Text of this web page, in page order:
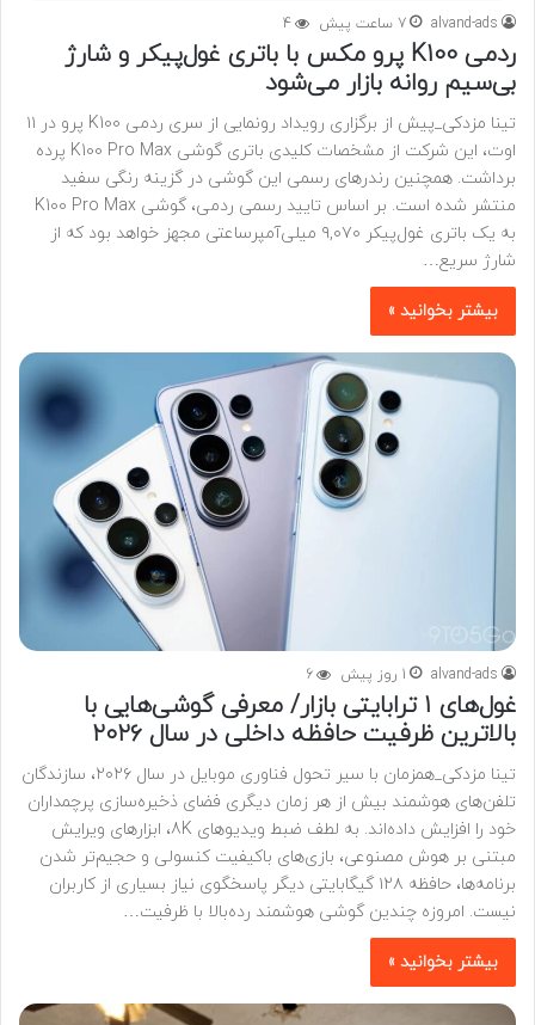
alvand-ads 7 ساعت پیش 4
ردمی K100 پرو مکس با باتری غول‌پیکر و شارژ
بی‌سیم روانه بازار می‌شود
تینا مزدکی_پیش از برگزاری رویداد رونمایی از سری ردمی K100 پرو در ۱۱
اوت، این شرکت از مشخصات کلیدی باتری گوشی K100 Pro Max پرده
برداشت. همچنین رندرهای رسمی این گوشی در گزینه رنگی سفید
منتشر شده است. بر اساس تایید رسمی ردمی، گوشی K100 Pro Max
به یک باتری غول‌پیکر ۹,۰۷۰ میلی‌آمپرساعتی مجهز خواهد بود که از
شارژ سریع…
بیشتر بخوانید »
alvand-ads 1 روز پیش 6
غول‌های ۱ ترابایتی بازار/ معرفی گوشی‌هایی با
بالاترین ظرفیت حافظه داخلی در سال ۲۰۲۶
تینا مزدکی_همزمان با سیر تحول فناوری موبایل در سال ۲۰۲۶، سازندگان
تلفن‌های هوشمند بیش از هر زمان دیگری فضای ذخیره‌سازی پرچمداران
خود را افزایش داده‌اند. به لطف ضبط ویدیوهای 8K، ابزارهای ویرایش
مبتنی بر هوش مصنوعی، بازی‌های باکیفیت کنسولی و حجیم‌تر شدن
برنامه‌ها، حافظه ۱۲۸ گیگابایتی دیگر پاسخگوی نیاز بسیاری از کاربران
نیست. امروزه چندین گوشی هوشمند رده‌بالا با ظرفیت…
بیشتر بخوانید »